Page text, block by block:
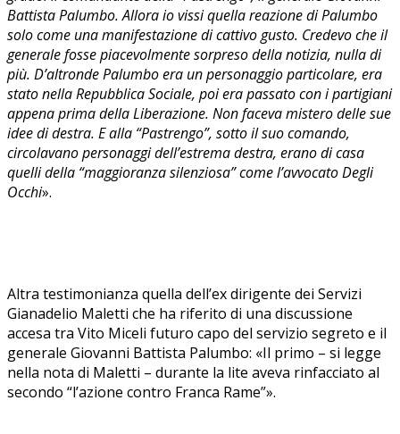
Battista Palumbo. Allora io vissi quella reazione di Palumbo
solo come una manifestazione di cattivo gusto. Credevo che il
generale fosse piacevolmente sorpreso della notizia, nulla di
più. D’altronde Palumbo era un personaggio particolare, era
stato nella Repubblica Sociale, poi era passato con i partigiani
appena prima della Liberazione. Non faceva mistero delle sue
idee di destra. E alla “Pastrengo”, sotto il suo comando,
circolavano personaggi dell’estrema destra, erano di casa
quelli della “maggioranza silenziosa” come l’avvocato Degli
Occhi».
Altra testimonianza quella dell’ex dirigente dei Servizi
Gianadelio Maletti che ha riferito di una discussione
accesa tra Vito Miceli futuro capo del servizio segreto e il
generale Giovanni Battista Palumbo: «Il primo – si legge
nella nota di Maletti – durante la lite aveva rinfacciato al
secondo “l’azione contro Franca Rame”».